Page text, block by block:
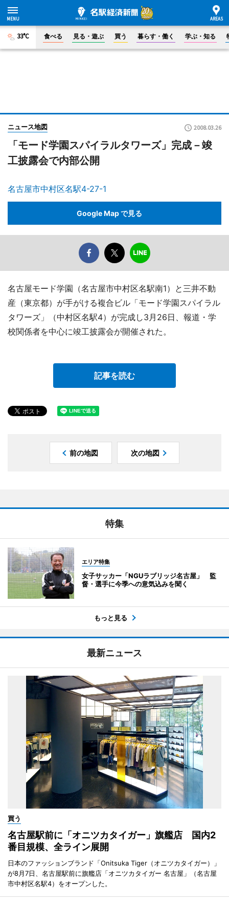
33°C 食べる 見る・遊ぶ 買う 暮らす・働く 学ぶ・知る
ニュース地図 2008.03.26
「モード学園スパイラルタワーズ」完成－竣
工披露会で内部公開
名古屋市中村区名駅4-27-1
Google Map で見る
名古屋モード学園（名古屋市中村区名駅南1）と三井不動
産（東京都）が手がける複合ビル「モード学園スパイラル
タワーズ」（中村区名駅4）が完成し3月26日、報道・学
校関係者を中心に竣工披露会が開催された。
記事を読む
前の地図 次の地図
特集
エリア特集
女子サッカー「NGUラブリッジ名古屋」 監
督・選手に今季への意気込みを聞く
もっと見る
最新ニュース
買う
名古屋駅前に「オニツカタイガー」旗艦店 国内2
番目規模、全ライン展開
日本のファッションブランド「Onitsuka Tiger（オニツカタイガー）」
が8月7日、名古屋駅前に旗艦店「オニツカタイガー 名古屋」（名古屋
市中村区名駅4）をオープンした。